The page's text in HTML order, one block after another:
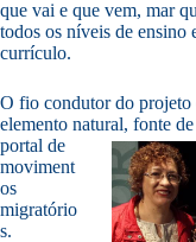
que vai e que vem, mar
todos os níveis de ensino
currículo.
O fio condutor do projeto
elemento natural, fonte
portal de
moviment
os
migratório
s.